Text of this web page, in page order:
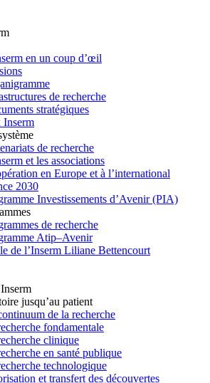
en un coup d’œil
de recherche
stratégiques
Inserm
de recherche
et les associations
en Europe et à l’international
2030
Investissements d’Avenir (PIA)
de recherche
Atip–Avenir
de l’Inserm Liliane Bettencourt
jusqu’au patient
de la recherche
fondamentale
clinique
en santé publique
technologique
et transfert des découvertes